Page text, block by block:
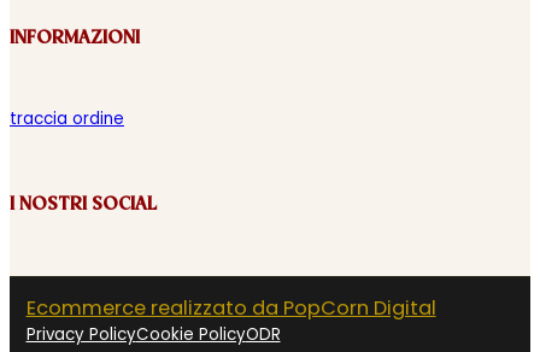
INFORMAZIONI
traccia ordine
I NOSTRI SOCIAL
Ecommerce realizzato da PopCorn Digital
Privacy PolicyCookie PolicyODR